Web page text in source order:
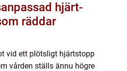
räddar
vid ett plötsligt hjärtstopp
vården ställs ännu högre